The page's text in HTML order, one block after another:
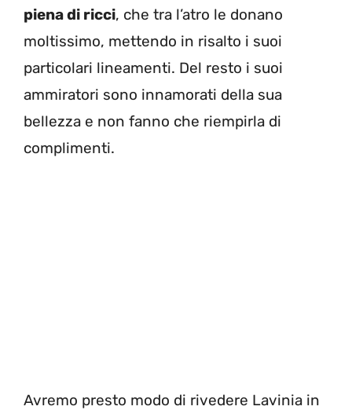
piena di ricci, che tra l’atro le donano
moltissimo, mettendo in risalto i suoi
particolari lineamenti. Del resto i suoi
ammiratori sono innamorati della sua
bellezza e non fanno che riempirla di
complimenti.
Avremo presto modo di rivedere Lavinia in